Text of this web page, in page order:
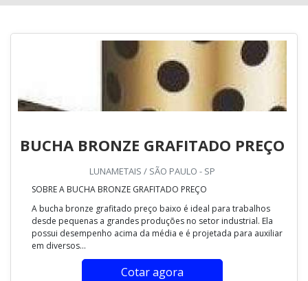
BUCHA BRONZE GRAFITADO PREÇO
LUNAMETAIS / SÃO PAULO - SP
SOBRE A BUCHA BRONZE GRAFITADO PREÇO
A bucha bronze grafitado preço baixo é ideal para trabalhos
desde pequenas a grandes produções no setor industrial. Ela
possui desempenho acima da média e é projetada para auxiliar
em diversos...
Cotar agora